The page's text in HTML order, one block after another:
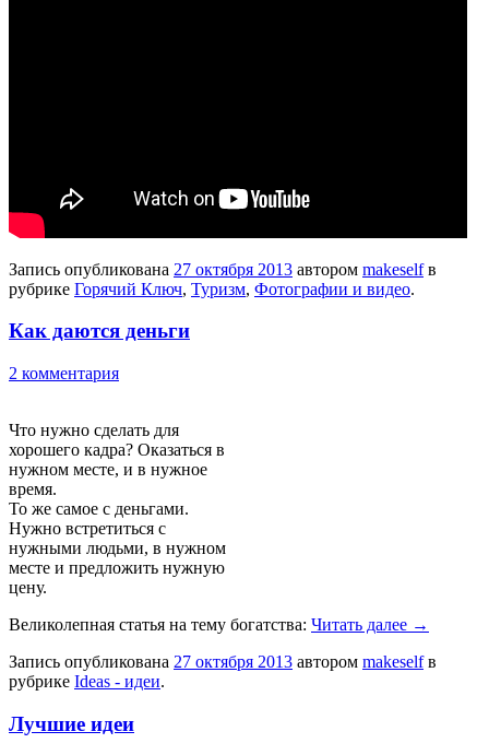
Запись опубликована 27 октября 2013 автором makeselfв
рубрике Горячий Ключ, Туризм, Фотографии и видео.
Как даются деньги
2 комментария
Что нужно сделать для
хорошего кадра? Оказаться в
нужном месте, и в нужное
время.
То же самое с деньгами.
Нужно встретиться с
нужными людьми, в нужном
месте и предложить нужную
цену.
Великолепная статья на тему богатства: Читать далее →
Запись опубликована 27 октября 2013 автором makeselfв
рубрике Ideas - идеи.
Лучшие идеи